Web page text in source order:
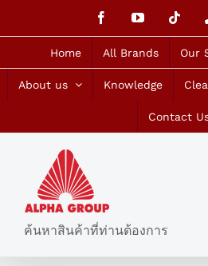
FacebookYouTube
Home All Brands Our
About us Knowledge
Contact
ค้นหาสินค้าที่ท่านต้องการ